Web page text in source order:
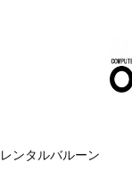
レンタルバルーン